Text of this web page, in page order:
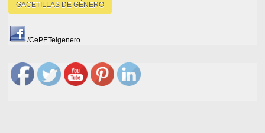
GACETILLAS DE GÉNERO
/CePETelgenero